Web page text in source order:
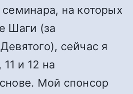
на которых
Шаги (за
сейчас я
и 12 на
Мой спонсор